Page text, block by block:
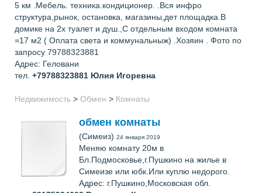
5 км .Мебель. техника.кондиционер. .Вся инфро
структура,рынок, остановка, магазины,дет площадка.В
домике на 2х туалет и душ.,С отдельным входом комната
=17 м2 ( Оплата света и коммунальныж) .Хозяин . Фото по
запросу 79788323881
Адрес: Геловани
тел. +79788323881 Юлия Игоревна
Недвижимость > Обмен > Комнаты
обмен комнаты
(Симеиз) 24 января 2019
Меняю комнату 20м в
Бл.Подмосковье,г.Пушкино на жилье в
Симеизе или юбк.Или куплю недорого.
Адрес: г.Пушкино,Московская обл.